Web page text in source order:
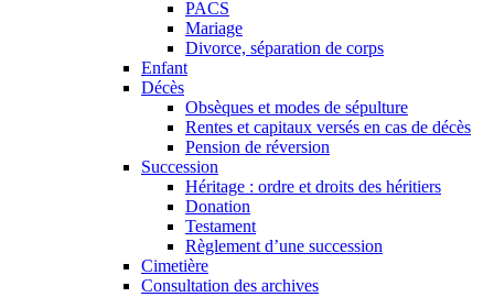
PACS
Mariage
Divorce, séparation de corps
Enfant
Décès
Obsèques et modes de sépulture
Rentes et capitaux versés en cas de décès
Pension de réversion
Succession
Héritage : ordre et droits des héritiers
Donation
Testament
Règlement d’une succession
Cimetière
Consultation des archives